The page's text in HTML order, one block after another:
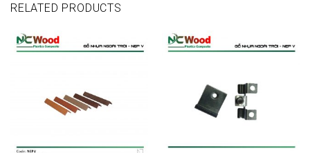
RELATED PRODUCTS